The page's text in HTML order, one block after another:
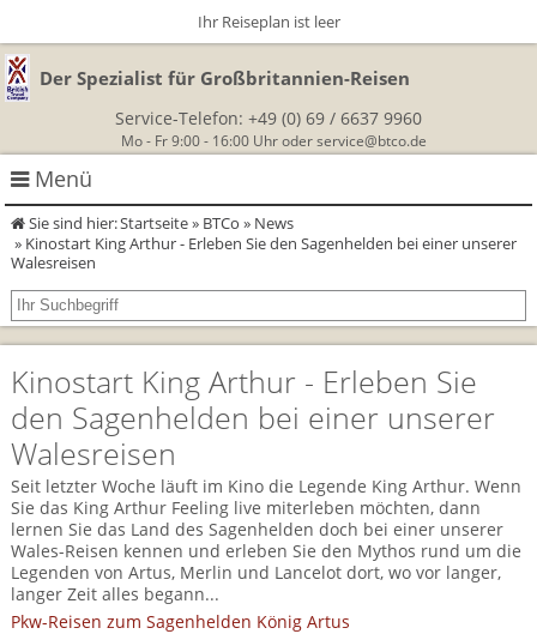
Der Spezialist für Großbritannien-Reisen
Service-Telefon: +49 (0) 69 / 6637 9960
Mo - Fr 9:00 - 16:00 Uhr oder service@btco.de
Menü
Rundreisen Großbritannien
Autorundreisen
England
Schottland
Wales
Busrundreisen
Cornwall
Wanderurlaub
Wandern in Cornwall
Wandern in England
Wandern in Schottland
Wandern in Wales
Individualtouren
Classic-Car-Reise durch Südengland
Für Outlander‑Fans: inspiriert durch die Highland Saga
Gartenreisen England
Großbritannientouren für Alleinreisende
Reisen mit Hund
Allergikerreisen
BTCo
BTCo Überblick
News
Ihre Reise
Ablauf Ihrer Reise nach Großbritannien
Extras
Sie sind hier:Startseite» BTCo » News
» Kinostart King Arthur - Erleben Sie den Sagenhelden bei einer unserer
Walesreisen
Ihr Reiseplan ist leer
Kinostart King Arthur - Erleben Sie
den Sagenhelden bei einer unserer
Walesreisen
Seit letzter Woche läuft im Kino die Legende King Arthur. Wenn
Sie das King Arthur Feeling live miterleben möchten, dann
lernen Sie das Land des Sagenhelden doch bei einer unserer
Wales-Reisen kennen und erleben Sie den Mythos rund um die
Legenden von Artus, Merlin und Lancelot dort, wo vor langer,
langer Zeit alles begann...
Pkw-Reisen zum Sagenhelden König Artus